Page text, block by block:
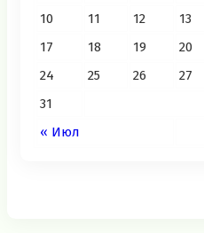
« Июл
10
11 12 13
17
18 19 20
24
25 26 27
31